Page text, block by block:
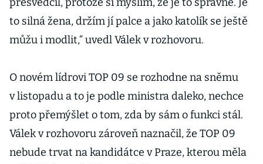
to silná žena, držím jí palce a jako katolík se ještě
můžu i modlit,“ uvedl Válek v rozhovoru.
O novém lídrovi TOP 09 se rozhodne na sněmu
v listopadu a to je podle ministra daleko, nechce
proto přemýšlet o tom, zda by sám o funkci stál.
Válek v rozhovoru zároveň naznačil, že TOP 09
nebude trvat na kandidátce v Praze, kterou měla